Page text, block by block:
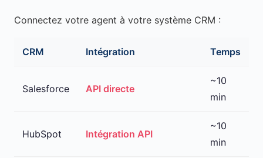
Connectez votre agent à votre système CRM :
CRM Intégration Temps
Salesforce API directe
~10
min
HubSpot Intégration API
~10
min